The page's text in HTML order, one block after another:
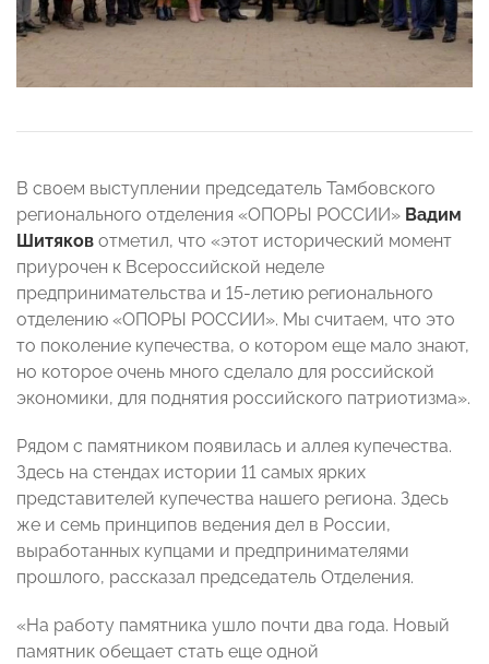
В своем выступлении председатель Тамбовского
регионального отделения «ОПОРЫ РОССИИ» Вадим
Шитяков отметил, что «этот исторический момент
приурочен к Всероссийской неделе
предпринимательства и 15-летию регионального
отделению «ОПОРЫ РОССИИ». Мы считаем, что это
то поколение купечества, о котором еще мало знают,
но которое очень много сделало для российской
экономики, для поднятия российского патриотизма».
Рядом с памятником появилась и аллея купечества.
Здесь на стендах истории 11 самых ярких
представителей купечества нашего региона. Здесь
же и семь принципов ведения дел в России,
выработанных купцами и предпринимателями
прошлого, рассказал председатель Отделения.
«На работу памятника ушло почти два года. Новый
памятник обещает стать еще одной